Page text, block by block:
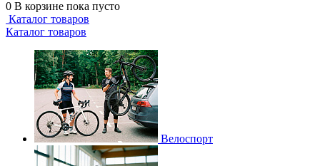
0 В корзине пока пусто
Каталог товаров
Каталог товаров
Велоспорт